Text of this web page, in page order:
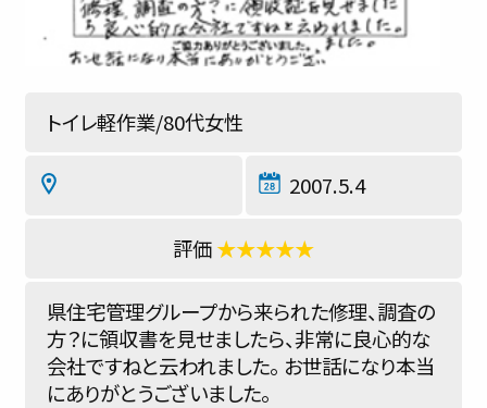
トイレ軽作業/80代女性
2007.5.4
★★★★★
県住宅管理グループから来られた修理、調査の
方？に領収書を見せましたら、非常に良心的な
会社ですねと云われました。 お世話になり本当
にありがとうございました。